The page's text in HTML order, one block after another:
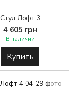
Стул Лофт 3
4 605 грн
В наличии
Купить